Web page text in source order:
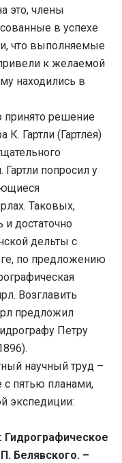
это, члены
в успехе
что выполняемые
к желаемой
находились в
принято решение
К. Гартли (Гартлея)
Гартли попросил у
Таковых,
и достаточно
дельты с
по предложению
Возглавить
предложил
Петру
научный труд –
с пятью планами,
экспедиции:
Гидрографическое
Белявского. –